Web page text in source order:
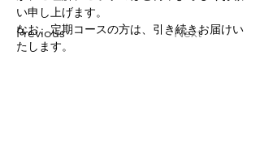
Previous Next
い申し上げます。
なお、定期コースの方は、引き続きお届けい
たします。